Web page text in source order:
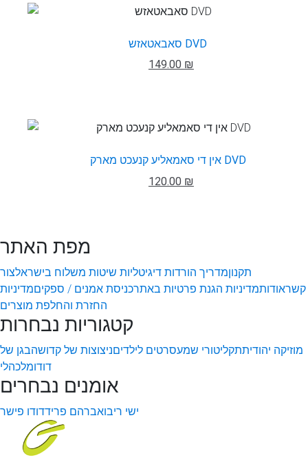
סאבאטאזש DVD
149.00 ₪
אין די סאמאליע קנעכט מארק DVD
120.00 ₪
מפת האתר
תקנוןמדריך הורדות דיגיטליות שיטות משלוח בישראלצור
קשראודותמדיניות הגנת פרטיות באתרכניסת אמנים / ספקיםמדיניות
החזרת והחלפת מוצרים
קטגוריות נבחרות
מוזיקה יהודיתתקליטורי שמעסרטים לילדיםניצוצות של קדושהבגן של
דודומלכהלי
אומנים נבחרים
ישי ריבואברהם פרידדודו פישר